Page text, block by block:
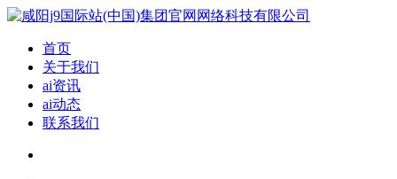
首页
关于我们
ai资讯
ai动态
联系我们